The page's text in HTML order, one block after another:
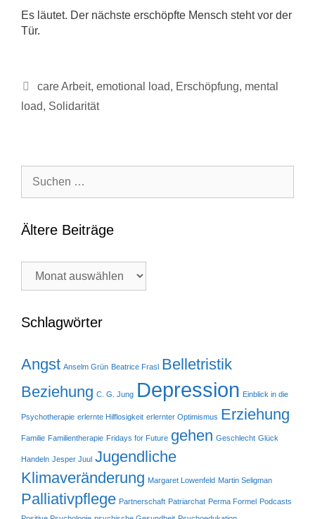
Es läutet. Der nächste erschöpfte Mensch steht vor der
Tür.
Schlagwörter
care Arbeit, emotional load, Erschöpfung, mental
load, Solidarität
nach:
Ältere Beiträge
Beiträge
Schlagwörter
Angst Anselm Grün Beatrice Frasl Belletristik
Beziehung C. G. Jung Depression Einblick in die
Psychotherapie erlernte Hilflosigkeit erlernter Optimismus Erziehung
Familie Familientherapie Fridays for Future gehen Geschlecht Glück
Handeln Jesper Juul Jugendliche
Klimaveränderung Margaret Lowenfeld Martin Seligman
Palliativpflege Partnerschaft Patriarchat Perma Formel Podcasts